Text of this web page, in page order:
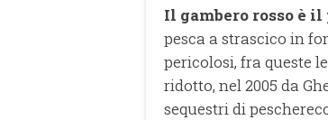
Il gambero rosso è
pesca a strascico in
pericolosi, fra queste
ridotto, nel 2005 da
sequestri di